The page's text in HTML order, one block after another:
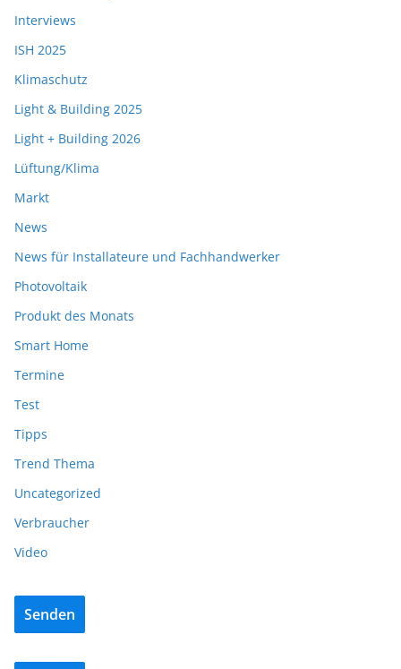
Interviews
ISH 2025
Klimaschutz
Light & Building 2025
Light + Building 2026
Lüftung/Klima
Markt
News
News für Installateure und Fachhandwerker
Photovoltaik
Produkt des Monats
Smart Home
Termine
Test
Tipps
Trend Thema
Uncategorized
Verbraucher
Video
Senden